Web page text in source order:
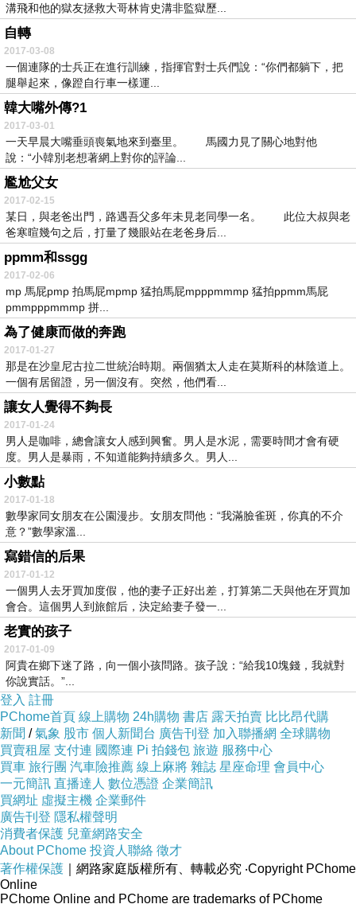
溝飛和他的獄友拯救大哥林肯史溝非監獄歷...
自轉
2017-03-08
一個連隊的士兵正在進行訓練，指揮官對士兵們說：“你們都躺下，把
腿舉起來，像蹬自行車一樣運...
韓大嘴外傳?1
2017-03-01
一天早晨大嘴垂頭喪氣地來到臺里。 馬國力見了關心地對他
說：“小韓別老想著網上對你的評論...
尷尬父女
2017-02-15
某日，與老爸出門，路遇吾父多年未見老同學一名。 此位大叔與老
爸寒暄幾句之后，打量了幾眼站在老爸身后...
ppmm和ssgg
2017-02-06
mp 馬屁pmp 拍馬屁mpmp 猛拍馬屁mpppmmmp 猛拍ppmm馬屁
pmmpppmmmp 拼...
為了健康而做的奔跑
2017-01-27
那是在沙皇尼古拉二世統治時期。兩個猶太人走在莫斯科的林陰道上。
一個有居留證，另一個沒有。突然，他們看...
讓女人覺得不夠長
2017-01-24
男人是咖啡，總會讓女人感到興奮。男人是水泥，需要時間才會有硬
度。男人是暴雨，不知道能夠持續多久。男人...
小數點
2017-01-18
數學家同女朋友在公園漫步。女朋友問他：“我滿臉雀斑，你真的不介
意？”數學家溫...
寫錯信的后果
2017-01-12
一個男人去牙買加度假，他的妻子正好出差，打算第二天與他在牙買加
會合。這個男人到旅館后，決定給妻子發一...
老實的孩子
2017-01-09
阿貴在鄉下迷了路，向一個小孩問路。孩子說：“給我10塊錢，我就對
你說實話。”...
登入 註冊
PChome首頁 線上購物 24h購物 書店 露天拍賣 比比昂代購
新聞 /氣象 股市 個人新聞台 廣告刊登 加入聯播網 全球購物
買賣租屋 支付連 國際連 Pi 拍錢包 旅遊 服務中心
買車 旅行團 汽車險推薦 線上麻將 雜誌 星座命理 會員中心
一元簡訊 直播達人 數位憑證 企業簡訊
買網址 虛擬主機 企業郵件
廣告刊登 隱私權聲明
消費者保護 兒童網路安全
About PChome 投資人聯絡 徵才
著作權保護 ｜網路家庭版權所有、轉載必究 ‧Copyright PChome
Online
PChome Online and PChome are trademarks of PChome